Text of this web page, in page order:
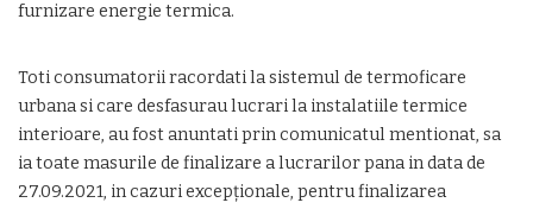
furnizare energie termica.
Toti consumatorii racordati la sistemul de termoficare
urbana si care desfasurau lucrari la instalatiile termice
interioare, au fost anuntati prin comunicatul mentionat, sa
ia toate masurile de finalizare a lucrarilor pana in data de
27.09.2021, in cazuri excepţionale, pentru finalizarea